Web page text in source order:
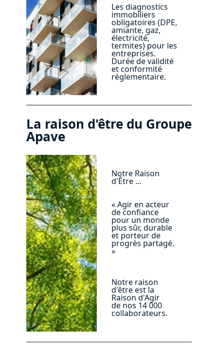
Les diagnostics
immobiliers
obligatoires (DPE,
amiante, gaz,
électricité,
termites) pour les
entreprises.
Durée de validité
et conformité
réglementaire.
La raison d'être du Groupe
Apave
Notre Raison
d'Être ...
« Agir en acteur
de confiance
pour un monde
plus sûr, durable
et porteur de
progrès partagé.
»
Notre raison
d'être est la
Raison d'Agir
de nos 14 000
collaborateurs.